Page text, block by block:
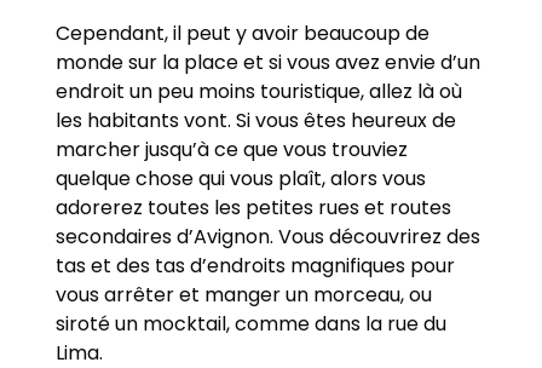
Cependant, il peut y avoir beaucoup de
monde sur la place et si vous avez envie d’un
endroit un peu moins touristique, allez là où
les habitants vont. Si vous êtes heureux de
marcher jusqu’à ce que vous trouviez
quelque chose qui vous plaît, alors vous
adorerez toutes les petites rues et routes
secondaires d’Avignon. Vous découvrirez des
tas et des tas d’endroits magnifiques pour
vous arrêter et manger un morceau, ou
siroté un mocktail, comme dans la rue du
Lima.